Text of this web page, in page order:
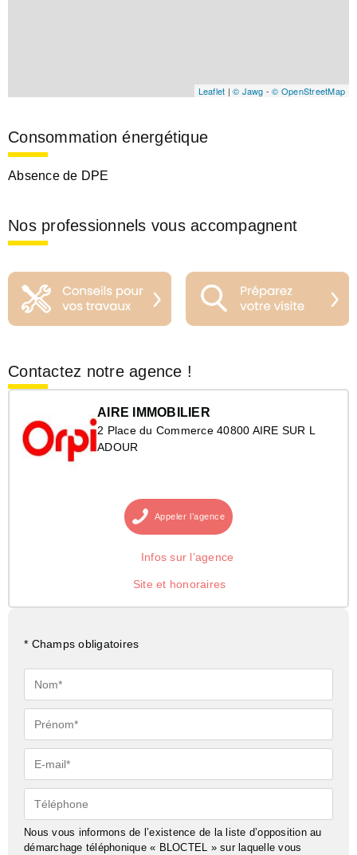
Leaflet | © Jawg -© OpenStreetMap
Consommation énergétique
Absence de DPE
Nos professionnels vous accompagnent
Contactez notre agence !
AIRE IMMOBILIER
2 Place du Commerce 40800 AIRE SUR L
ADOUR
Appeler l’agence
Infos sur l’agence
Site et honoraires
* Champs obligatoires
Nom*
Prénom*
E-
mail*
Téléphone
Nous vous informons de l’existence de la liste d’opposition au
démarchage téléphonique « BLOCTEL » sur laquelle vous